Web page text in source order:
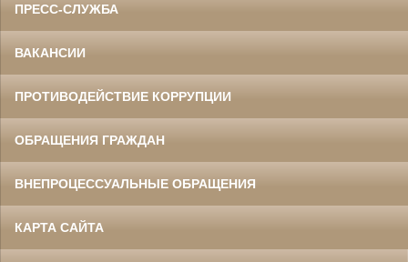
ПРЕСС-СЛУЖБА
ВАКАНСИИ
ПРОТИВОДЕЙСТВИЕ КОРРУПЦИИ
ОБРАЩЕНИЯ ГРАЖДАН
ВНЕПРОЦЕССУАЛЬНЫЕ ОБРАЩЕНИЯ
КАРТА САЙТА